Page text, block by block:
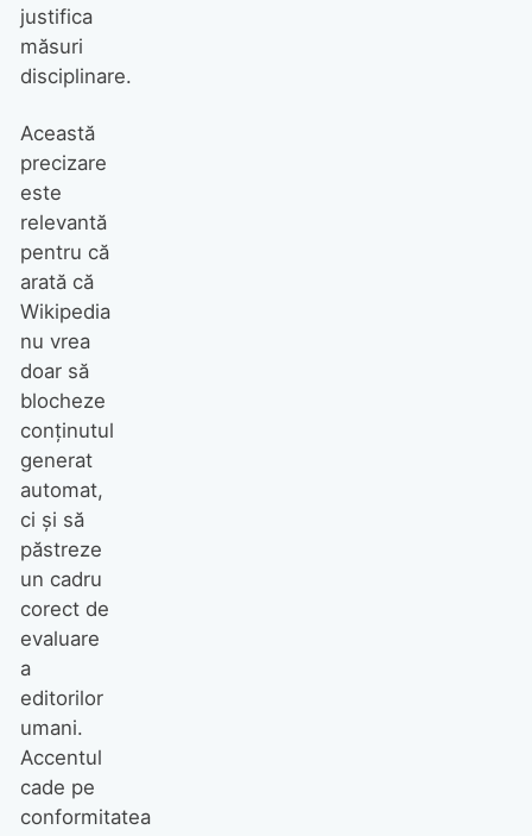
justifica
măsuri
disciplinare.
Această
precizare
este
relevantă
pentru că
arată că
Wikipedia
nu vrea
doar să
blocheze
conținutul
generat
automat,
ci și să
păstreze
un cadru
corect de
evaluare
a
editorilor
umani.
Accentul
cade pe
conformitatea